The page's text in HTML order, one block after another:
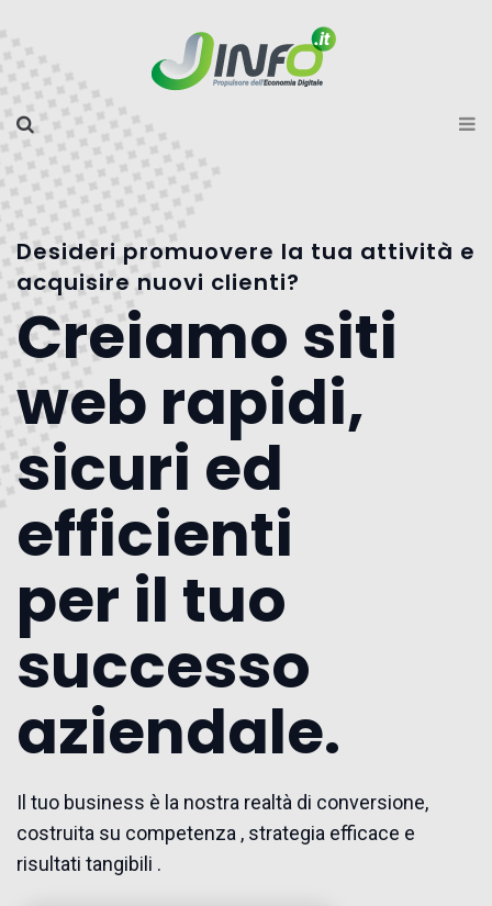
Desideri promuovere la tua attività e
acquisire nuovi clienti?
Creiamo siti
web rapidi,
sicuri ed
efficienti
per il tuo
successo
aziendale.
Il tuo business è la nostra realtà di conversione,
costruita su competenza , strategia efficace e
risultati tangibili .